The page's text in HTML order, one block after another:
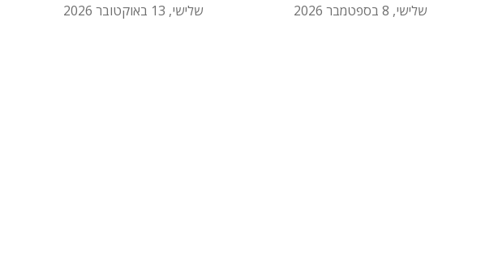
שלישי, 8 בספטמבר 2026 שלישי, 13 באוקטובר 2026